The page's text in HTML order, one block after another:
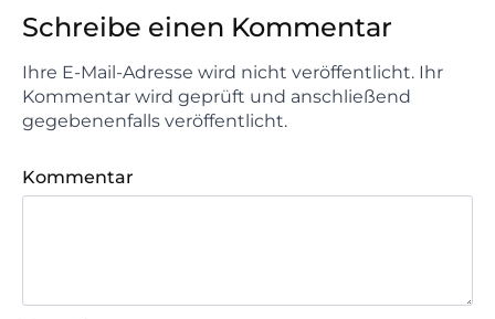
Schreibe einen Kommentar
Ihre E-Mail-Adresse wird nicht veröffentlicht. Ihr
Kommentar wird geprüft und anschließend
gegebenenfalls veröffentlicht.
Kommentar